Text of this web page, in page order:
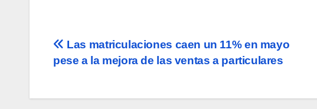
Navegación
de
entradas
Las matriculaciones caen un 11% en mayo
pese a la mejora de las ventas a particulares